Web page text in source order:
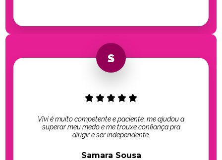
Vivi é muito competente e paciente, me ajudou a
superar meu medo e me trouxe confiança pra
dirigir e ser independente.
Samara Sousa